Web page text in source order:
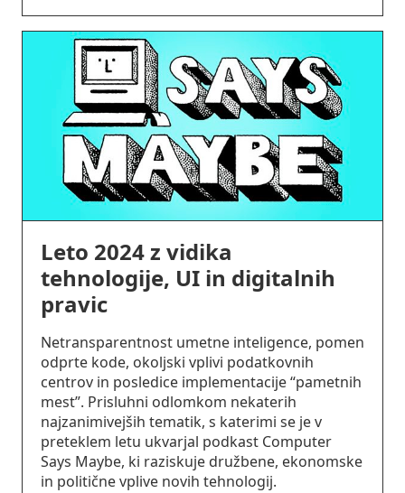
Leto 2024 z vidika
tehnologije, UI in digitalnih
pravic
Netransparentnost umetne inteligence, pomen
odprte kode, okoljski vplivi podatkovnih
centrov in posledice implementacije “pametnih
mest”. Prisluhni odlomkom nekaterih
najzanimivejših tematik, s katerimi se je v
preteklem letu ukvarjal podkast Computer
Says Maybe, ki raziskuje družbene, ekonomske
in politične vplive novih tehnologij.